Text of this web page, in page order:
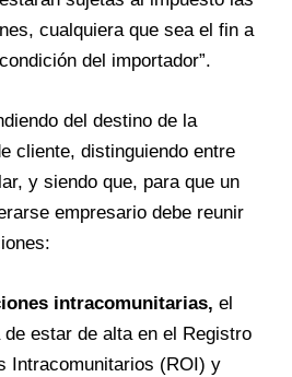
cualquiera que sea el fin a
del importador”.
del destino de la
cliente, distinguiendo entre
y siendo que, para que un
empresario debe reunir
intracomunitarias, el
estar de alta en el Registro
Intracomunitarios (ROI) y